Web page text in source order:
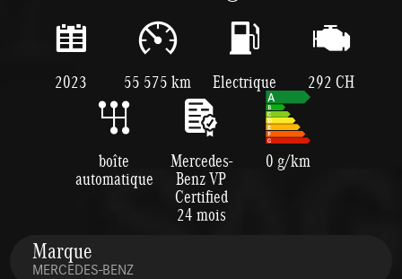
2023 55 575 km Electrique 292 CH
boîte
automatique
Mercedes-
Benz VP
Certified
24 mois
0 g/km
Marque
MERCEDES-BENZ